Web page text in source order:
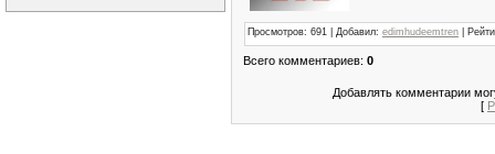
Просмотров: 691 Добавил: edimhudeemtren
Всего комментариев: 0
Добавлять комментарии
[